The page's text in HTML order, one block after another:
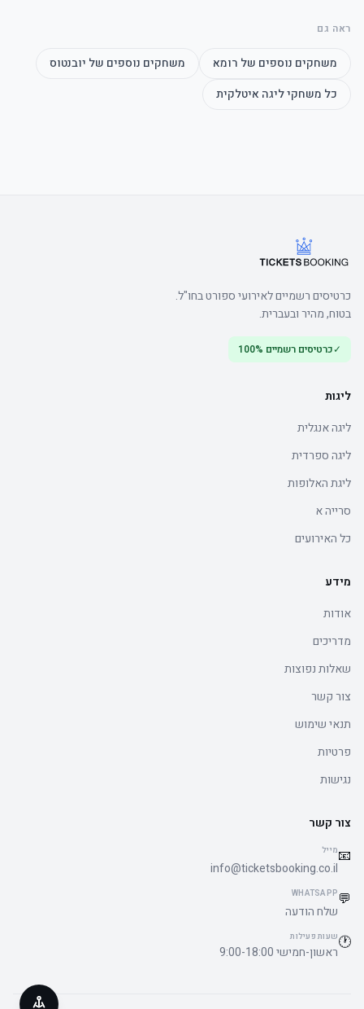
ראה גם
משחקים נוספים של רומא משחקים נוספים של יובנטוס
כל משחקיליגה איטלקית
כרטיסים רשמיים לאירועי ספורט בחו"ל.
בטוח, מהיר ובעברית.
✓כרטיסים רשמיים 100%
ליגות
ליגה אנגלית
ליגה ספרדית
ליגת האלופות
סרייה א
כל האירועים
מידע
אודות
מדריכים
שאלות נפוצות
צור קשר
תנאי שימוש
פרטיות
נגישות
צור קשר
📧מייל
info@ticketsbooking.co.il
💬
WHATSAPP
שלח הודעה
🕐שעות פעילות
ראשון-חמישי 9:00-18:00